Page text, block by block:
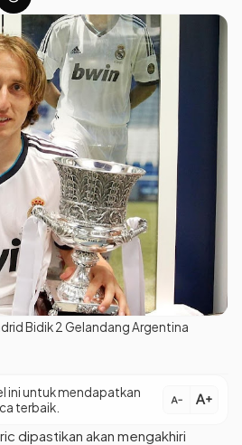
Bidik 2 Gelandang Argentina
ini untuk mendapatkan
terbaik.
text_decrease text_increase
dipastikan akan mengakhiri